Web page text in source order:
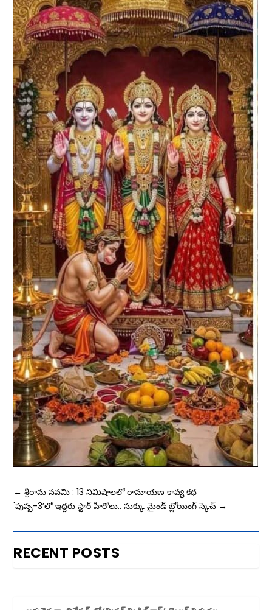
←శ్రీరామ నవమి : 13 నిమిషాలలో రామాయణ కావ్య కథ
'పుష్ప-3’లో ఇద్దరు స్టార్ హీరోలు.. సుక్కు మైండ్ బ్లోయింగ్ స్కెచ్ →
RECENT POSTS